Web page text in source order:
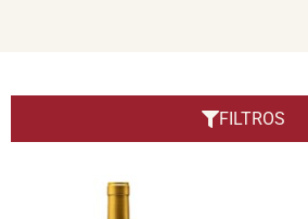
FILTROS